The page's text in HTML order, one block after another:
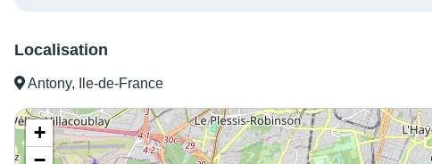
Localisation
Antony, Ile-de-France
+